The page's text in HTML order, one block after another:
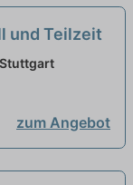
und Teilzeit
zum Angebot